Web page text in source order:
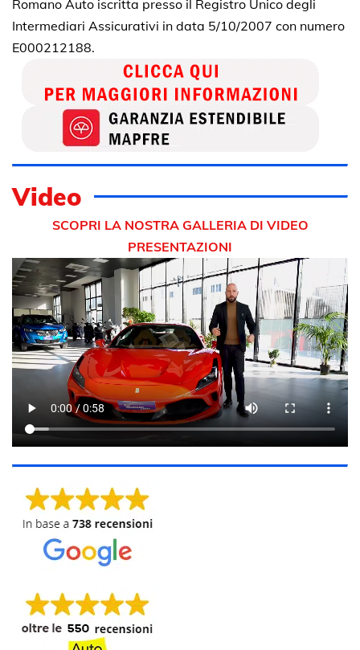
Romano Auto iscritta presso il Registro Unico degli
Intermediari Assicurativi in data 5/10/2007 con numero
E000212188.
Video
SCOPRI LA NOSTRA GALLERIA DI VIDEO
PRESENTAZIONI